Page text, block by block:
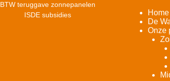
BTW teruggave zonnepanelen
ISDE subsidies
Home
De
Onze